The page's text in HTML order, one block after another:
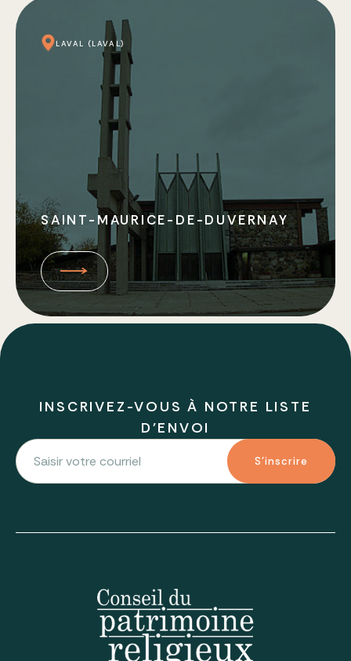
LAVAL (LAVAL)
SAINT-MAURICE-DE-DUVERNAY
INSCRIVEZ-VOUS À NOTRE LISTE
D'ENVOI
S'inscrire